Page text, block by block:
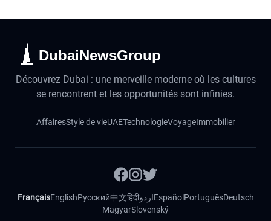
DubaiNewsGroup
Découvrez Dubai : une merveille moderne où les cultures
se rencontrent et les opportunités sont infinies.
AffairesStyle de vieUAETechnologieVoyageImmobilier
FrançaisEnglishРусский中文हिंदीاردوEspañol PortuguêsDeutsch
MagyarSlovenský